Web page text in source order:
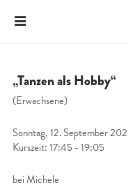
„Tanzen als Hobby“
(Erwachsene)
Sonntag, 12. September
Kurszeit: 17:45 - 19:05
bei Michele